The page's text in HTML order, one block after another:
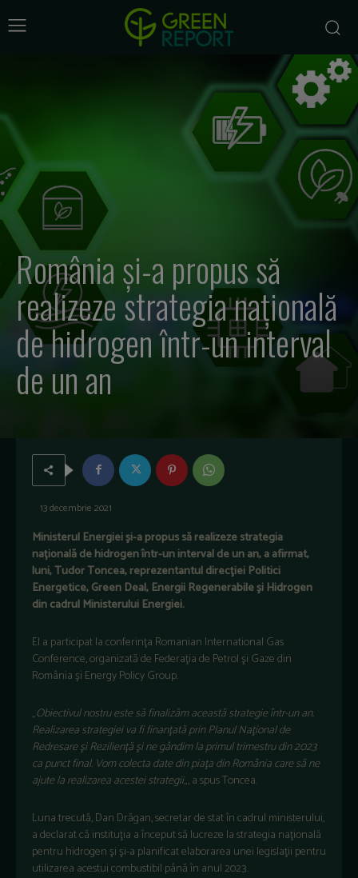
România și-a propus să
realizeze strategia națională
de hidrogen într-un interval
de un an
13 decembrie 2021
Ministerul Energiei şi-a propus să realizeze strategia
națională de hidrogen într-un interval de un an, a afirmat,
luni, Tudor Toncea, reprezentantul direcţiei Politici
Energetice, Green Deal, Energii Regenerabile şi Hidrogen
din cadrul Ministerului Energiei.
El a participat la conferinţa Romanian International Gas
Conference, organizată de Federaţia de Petrol şi Gaze din
România şi Energy Policy Group.
„Obiectivul nostru este să finalizăm această strategie într-un an.
Realizarea strategiei va fi finanţată prin Planul Naţional de
Redresare şi Rezilienţă şi ne gândim la primul trimestru din 2023
ca punct final. Vom colecta date din piaţa din România care să ne
ajute la realizarea acestei strategii„, a spus Toncea.
Luna trecută, Dan Drăgan, secretar de stat în cadrul ministerului,
a declarat că instituţia a început să lucreze la strategia naţională
pentru hidrogen şi şi-a planificat elaborarea unei legislaţii pentru
utilizarea acestui combustibil până în anul 2023.